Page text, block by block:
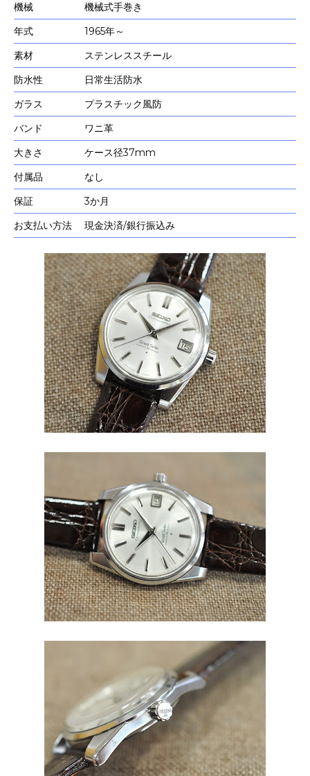
機械
機械式手巻き
年式
1965年～
素材
ステンレススチール
防水性
日常生活防水
ガラス
プラスチック風防
バンド
ワニ革
大きさ
ケース径37mm
付属品
なし
保証
3か月
お支払い方法
現金決済/銀行振込み